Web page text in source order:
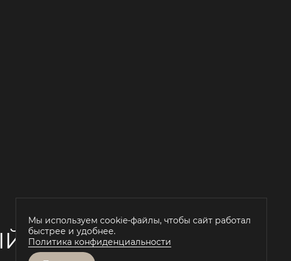
Мы используем cookie-файлы, чтобы сайт работал
быстрее и удобнее.
Политика конфиденциальности